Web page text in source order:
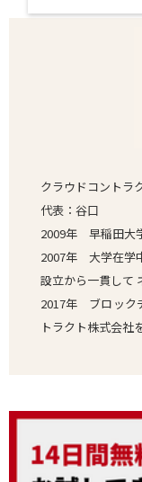
クラウドコントラ
代表：谷口
2009年 早稲田大
2007年 大学在学
設立から一貫して
2017年 ブロック
トラクト株式会社